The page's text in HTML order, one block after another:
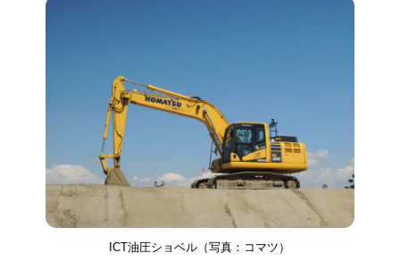
ICT油圧ショベル（写真：コマツ）